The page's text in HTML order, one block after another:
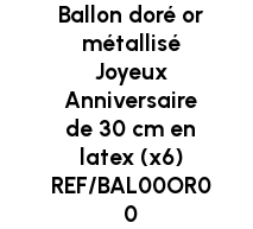
Ballon doré or
métallisé
Joyeux
Anniversaire
de 30 cm en
latex (x6)
REF/BAL00OR0
0